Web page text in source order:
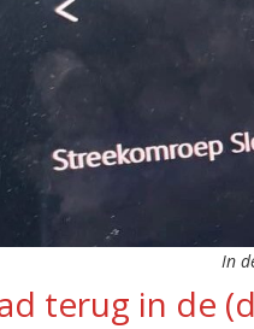
In
terug in de